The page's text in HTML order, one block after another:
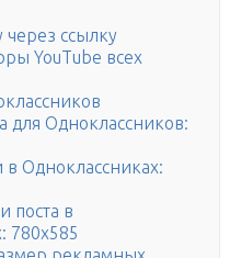
ссылку
YouTube всех
для Одноклассников:
Одноклассниках:
поста в
780х585